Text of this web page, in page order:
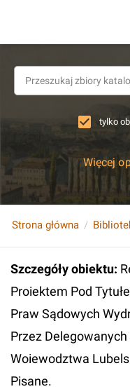
tylko
Więcej
Strona główna
Szczegóły obiektu:
Proiektem Pod
Praw Sądowych
Przez Delegowanych
Woiewodztwa
Pisane.